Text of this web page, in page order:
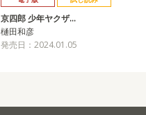
京四郎 少年ヤクザ…
樋田和彦
発売日：2024.01.05